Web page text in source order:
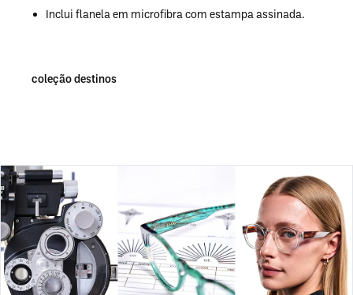
Inclui flanela em microfibra com estampa assinada.
coleção destinos